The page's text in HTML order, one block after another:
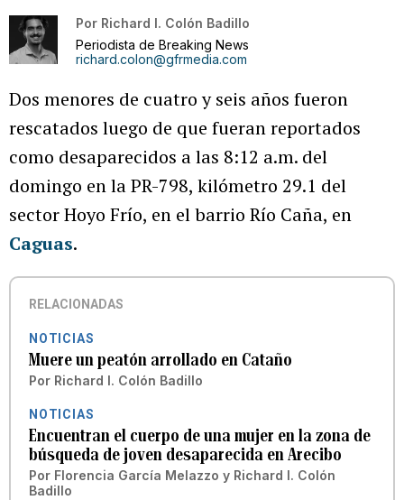
Por Richard I. Colón Badillo
Periodista de Breaking News
richard.colon@gfrmedia.com
Dos menores de cuatro y seis años fueron
rescatados luego de que fueran reportados
como desaparecidos a las 8:12 a.m. del
domingo en la PR-798, kilómetro 29.1 del
sector Hoyo Frío, en el barrio Río Caña, en
Caguas.
RELACIONADAS
NOTICIAS
Muere un peatón arrollado en Cataño
Por Richard I. Colón Badillo
NOTICIAS
Encuentran el cuerpo de una mujer en la zona de
búsqueda de joven desaparecida en Arecibo
Por Florencia García Melazzo y Richard I. Colón
Badillo